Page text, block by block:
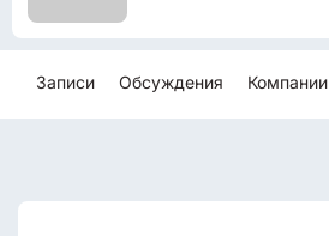
Записи Обсуждения Компании